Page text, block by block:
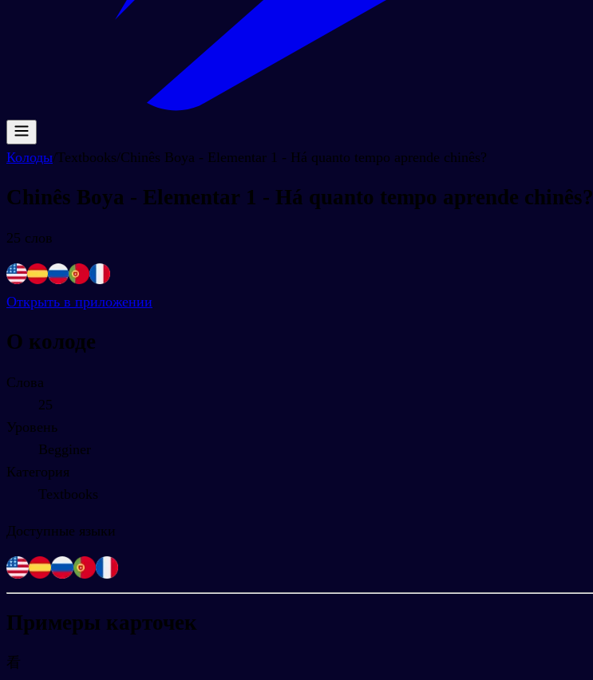
Колоды/Textbooks/Chinês Boya - Elementar 1 - Há quanto tempo aprende chinês?
Chinês Boya - Elementar 1 - Há quanto tempo aprende chinês?
25 слов
Открыть в приложении
О колоде
Слова
25
Уровень
Begginer
Категория
Textbooks
Доступные языки
Примеры карточек
看